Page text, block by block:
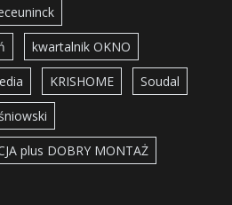
kwartalnik OKNO
KRISHOME Soudal
plus DOBRY MONTAŻ